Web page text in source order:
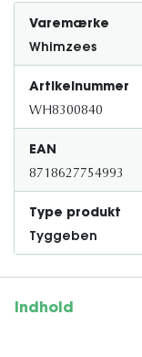
Varemærke
Whimzees
Artikelnummer
WH8300840
EAN
8718627754993
Type produkt
Tyggeben
Indhold